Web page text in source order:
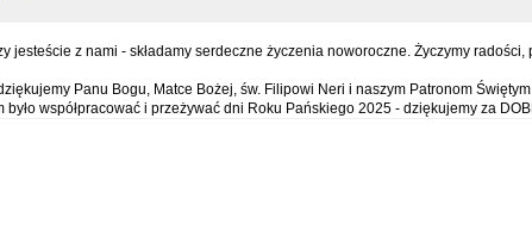
jesteście z nami - składamy serdeczne życzenia noworoczne. Życzymy
Panu Bogu, Matce Bożej, św. Filipowi Neri i naszym Patronom
było współpracować i przeżywać dni Roku Pańskiego 2025 - dziękujemy za